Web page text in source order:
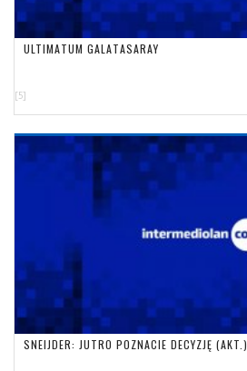
ULTIMATUM GALATASARAY
[5]
SNEIJDER: JUTRO POZNACIE DECYZJĘ (AKT.)